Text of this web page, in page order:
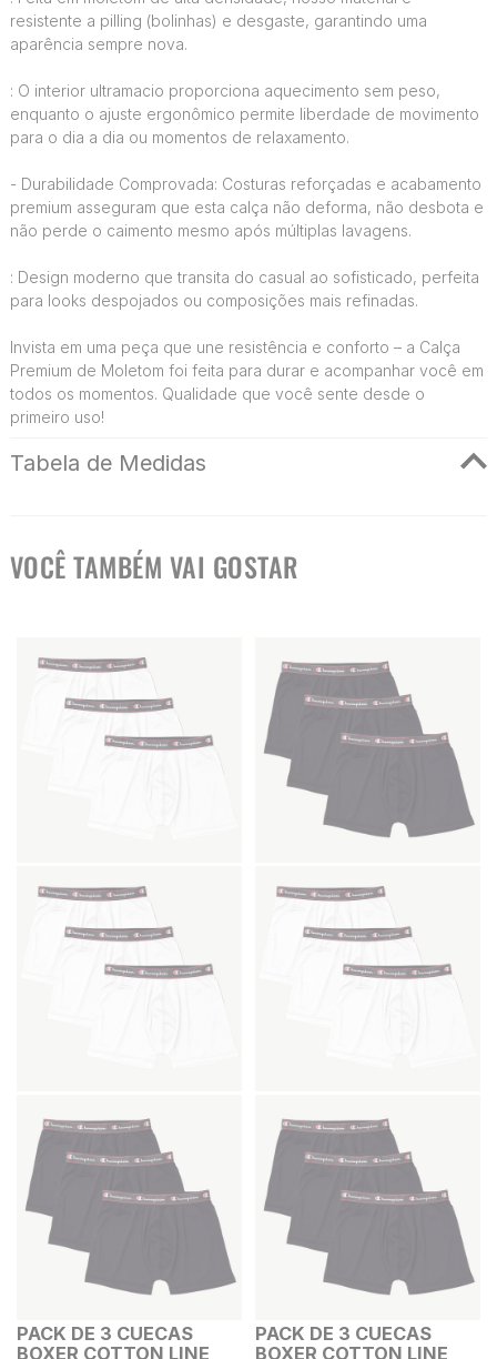
resistente a pilling (bolinhas) e desgaste, garantindo uma
aparência sempre nova.
: O interior ultramacio proporciona aquecimento sem peso,
enquanto o ajuste ergonômico permite liberdade de movimento
para o dia a dia ou momentos de relaxamento.
- Durabilidade Comprovada: Costuras reforçadas e acabamento
premium asseguram que esta calça não deforma, não desbota e
não perde o caimento mesmo após múltiplas lavagens.
: Design moderno que transita do casual ao sofisticado, perfeita
para looks despojados ou composições mais refinadas.
Invista em uma peça que une resistência e conforto – a Calça
Premium de Moletom foi feita para durar e acompanhar você em
todos os momentos. Qualidade que você sente desde o
primeiro uso!
Tabela de Medidas
VOCÊ TAMBÉM VAI GOSTAR
PACK DE 3 CUECAS
BOXER COTTON LINE
PACK DE 3 CUECAS
BOXER COTTON LINE